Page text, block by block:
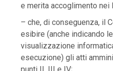
e merita accoglimento nei
– che, di conseguenza, il
esibire (anche indicando
visualizzazione
esecuzione) gli atti